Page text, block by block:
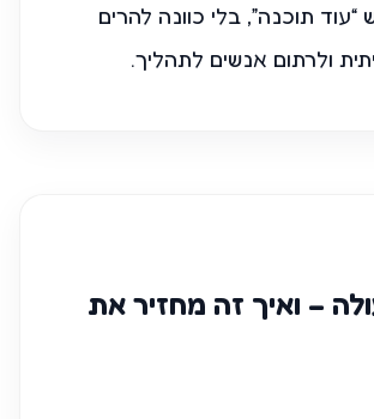
תוכנה”, בלי כוונה להרים
ולרתום אנשים לתהליך.
– ואיך זה מחזיר את